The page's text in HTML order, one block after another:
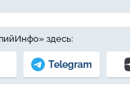
здесь:
Telegram